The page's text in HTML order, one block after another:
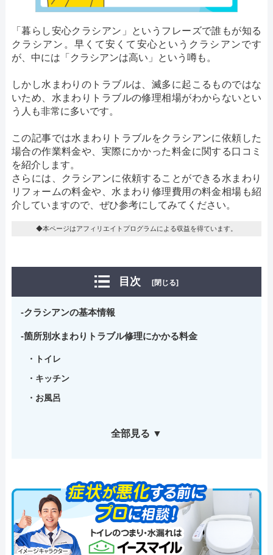
「暮らし安心クラシアン」というフレーズで誰もが知る
クラシアン。早くて安くて安心というクラシアンです
が、中には「クラシアンは高い」という噂も。
しかし水まわりのトラブルは、滅多に起こるものではな
いため、水まわりトラブルの修理相場がわからないとい
う人も非常に多いです。
この記事では水まわりトラブルをクラシアンに依頼した
場合の作業料金や、実際にかかった料金に関する口コミ
を紹介します。
さらには、クラシアンに依頼することができる水まわり
リフォームの料金や、水まわり修理費用の料金相場も紹
介していますので、ぜひ参考にしてみてください。
◆本ページはアフィリエイトプログラムによる収益を得ています。
目次 [閉じる]
クラシアンの基本情報
箇所別水まわりトラブル修理にかかる料金
トイレ
キッチン
お風呂
全部見る ▼